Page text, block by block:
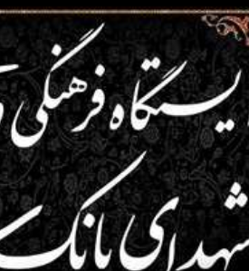
دهک‌های اقتصادی ۱ تا ۵ تهران